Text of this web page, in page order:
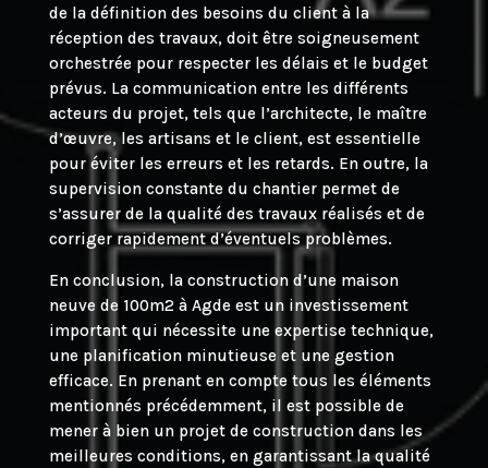
de la définition des besoins du client à la
réception des travaux, doit être soigneusement
orchestrée pour respecter les délais et le budget
prévus. La communication entre les différents
acteurs du projet, tels que l’architecte, le maître
d’œuvre, les artisans et le client, est essentielle
pour éviter les erreurs et les retards. En outre, la
supervision constante du chantier permet de
s’assurer de la qualité des travaux réalisés et de
corriger rapidement d’éventuels problèmes.
En conclusion, la construction d’une maison
neuve de 100m2 à Agde est un investissement
important qui nécessite une expertise technique,
une planification minutieuse et une gestion
efficace. En prenant en compte tous les éléments
mentionnés précédemment, il est possible de
mener à bien un projet de construction dans les
meilleures conditions, en garantissant la qualité